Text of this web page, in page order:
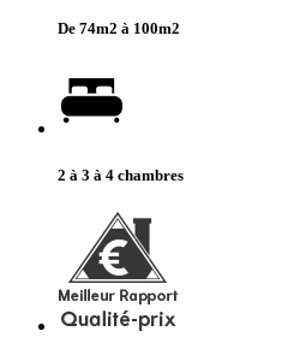
De 74m2 à 100m2
2 à 3 à 4 chambres